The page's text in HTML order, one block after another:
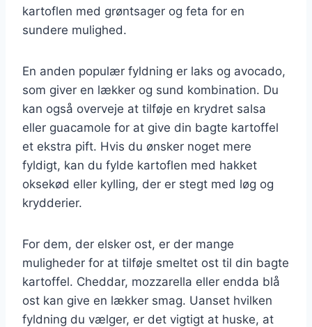
kartoflen med grøntsager og feta for en
sundere mulighed.
En anden populær fyldning er laks og avocado,
som giver en lækker og sund kombination. Du
kan også overveje at tilføje en krydret salsa
eller guacamole for at give din bagte kartoffel
et ekstra pift. Hvis du ønsker noget mere
fyldigt, kan du fylde kartoflen med hakket
oksekød eller kylling, der er stegt med løg og
krydderier.
For dem, der elsker ost, er der mange
muligheder for at tilføje smeltet ost til din bagte
kartoffel. Cheddar, mozzarella eller endda blå
ost kan give en lækker smag. Uanset hvilken
fyldning du vælger, er det vigtigt at huske, at